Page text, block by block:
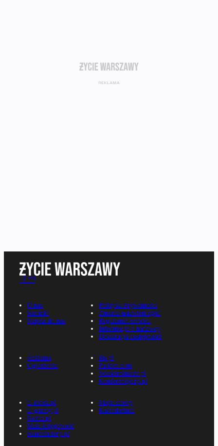
O nas
Kontakt
Napisz do nas
Polityka Prywatności
Zmiana ustawień zgód
Regulamin serwisu
Informacje o nadawcy
Deklaracja dostępności
Reklama
Ogłoszenia
Rp.pl
Parkiet.com
Wiescirolnicze.pl
Konferencje.rp.pl
E-kiosk.pl
E-gazety.pl
Nexto.pl
Mała księgowość
Kancelarierp.pl
Mapa strony
Kalendarium